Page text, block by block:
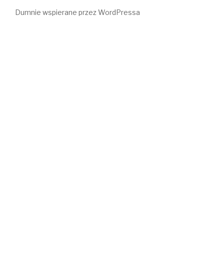
Dumnie wspierane przez WordPressa